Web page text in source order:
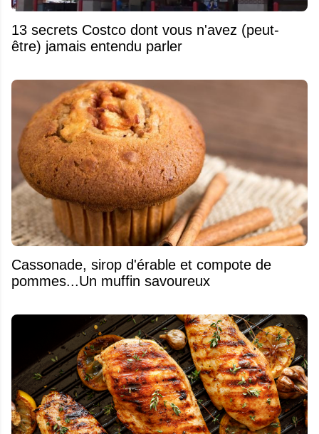
13 secrets Costco dont vous n'avez (peut-
être) jamais entendu parler
​Cassonade, sirop d'érable et compote de
pommes...Un muffin savoureux